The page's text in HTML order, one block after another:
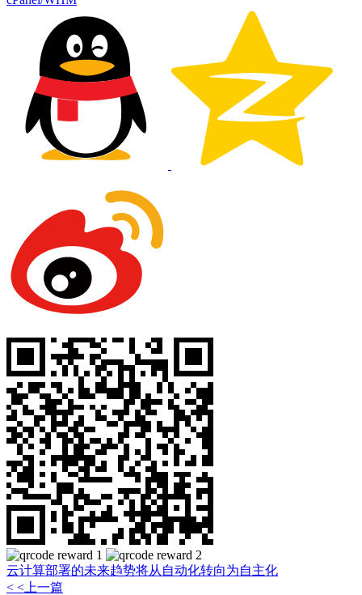
云计算部署的未来趋势将从自动化转向为自主化
< <上一篇